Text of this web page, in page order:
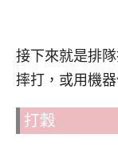
接下來就是排
摔打，或用機
打穀